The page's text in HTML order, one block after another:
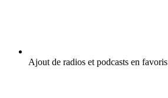
Ajout de radios et podcasts en favoris